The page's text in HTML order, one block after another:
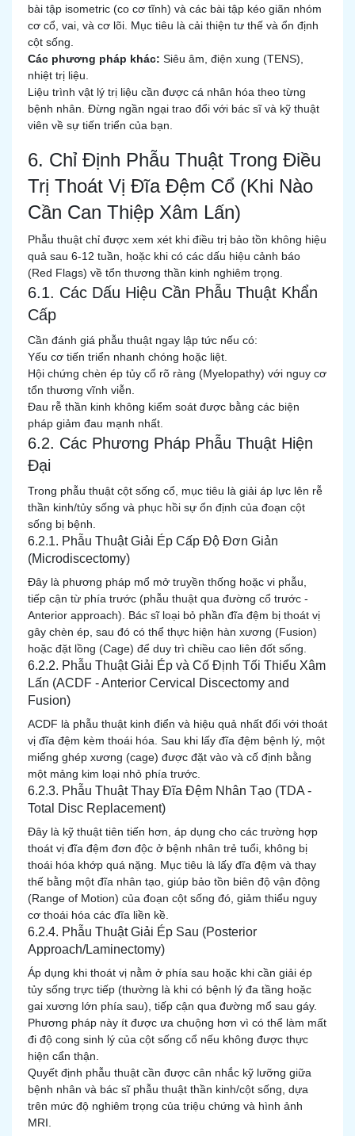
bài tập isometric (co cơ tĩnh) và các bài tập kéo giãn nhóm
cơ cổ, vai, và cơ lõi. Mục tiêu là cải thiện tư thế và ổn định
cột sống.
Các phương pháp khác: Siêu âm, điện xung (TENS),
nhiệt trị liệu.
Liệu trình vật lý trị liệu cần được cá nhân hóa theo từng
bệnh nhân. Đừng ngần ngại trao đổi với bác sĩ và kỹ thuật
viên về sự tiến triển của bạn.
6. Chỉ Định Phẫu Thuật Trong Điều
Trị Thoát Vị Đĩa Đệm Cổ (Khi Nào
Cần Can Thiệp Xâm Lấn)
Phẫu thuật chỉ được xem xét khi điều trị bảo tồn không hiệu
quả sau 6-12 tuần, hoặc khi có các dấu hiệu cảnh báo
(Red Flags) về tổn thương thần kinh nghiêm trọng.
6.1. Các Dấu Hiệu Cần Phẫu Thuật Khẩn
Cấp
Cần đánh giá phẫu thuật ngay lập tức nếu có:
Yếu cơ tiến triển nhanh chóng hoặc liệt.
Hội chứng chèn ép tủy cổ rõ ràng (Myelopathy) với nguy cơ
tổn thương vĩnh viễn.
Đau rễ thần kinh không kiểm soát được bằng các biện
pháp giảm đau mạnh nhất.
6.2. Các Phương Pháp Phẫu Thuật Hiện
Đại
Trong phẫu thuật cột sống cổ, mục tiêu là giải áp lực lên rễ
thần kinh/tủy sống và phục hồi sự ổn định của đoạn cột
sống bị bệnh.
6.2.1. Phẫu Thuật Giải Ép Cấp Độ Đơn Giản
(Microdiscectomy)
Đây là phương pháp mổ mở truyền thống hoặc vi phẫu,
tiếp cận từ phía trước (phẫu thuật qua đường cổ trước -
Anterior approach). Bác sĩ loại bỏ phần đĩa đệm bị thoát vị
gây chèn ép, sau đó có thể thực hiện hàn xương (Fusion)
hoặc đặt lồng (Cage) để duy trì chiều cao liên đốt sống.
6.2.2. Phẫu Thuật Giải Ép và Cố Định Tối Thiểu Xâm
Lấn (ACDF - Anterior Cervical Discectomy and
Fusion)
ACDF là phẫu thuật kinh điển và hiệu quả nhất đối với thoát
vị đĩa đệm kèm thoái hóa. Sau khi lấy đĩa đệm bệnh lý, một
miếng ghép xương (cage) được đặt vào và cố định bằng
một mảng kim loại nhỏ phía trước.
6.2.3. Phẫu Thuật Thay Đĩa Đệm Nhân Tạo (TDA -
Total Disc Replacement)
Đây là kỹ thuật tiên tiến hơn, áp dụng cho các trường hợp
thoát vị đĩa đệm đơn độc ở bệnh nhân trẻ tuổi, không bị
thoái hóa khớp quá nặng. Mục tiêu là lấy đĩa đệm và thay
thế bằng một đĩa nhân tạo, giúp bảo tồn biên độ vận động
(Range of Motion) của đoạn cột sống đó, giảm thiểu nguy
cơ thoái hóa các đĩa liền kề.
6.2.4. Phẫu Thuật Giải Ép Sau (Posterior
Approach/Laminectomy)
Áp dụng khi thoát vị nằm ở phía sau hoặc khi cần giải ép
tủy sống trực tiếp (thường là khi có bệnh lý đa tầng hoặc
gai xương lớn phía sau), tiếp cận qua đường mổ sau gáy.
Phương pháp này ít được ưa chuộng hơn vì có thể làm mất
đi độ cong sinh lý của cột sống cổ nếu không được thực
hiện cẩn thận.
Quyết định phẫu thuật cần được cân nhắc kỹ lưỡng giữa
bệnh nhân và bác sĩ phẫu thuật thần kinh/cột sống, dựa
trên mức độ nghiêm trọng của triệu chứng và hình ảnh
MRI.